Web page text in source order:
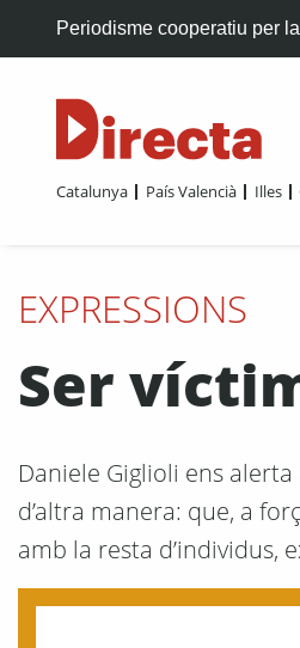
Periodisme cooperatiu per
Catalunya País Valencià Illes
EXPRESSIONS
Ser
Daniele Giglioli ens
d’altra manera: que, a
amb la resta d’individus,